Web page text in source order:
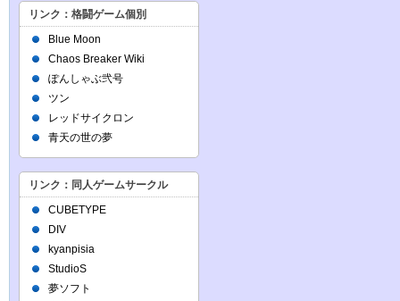
リンク：格闘ゲーム個別
Blue Moon
Chaos Breaker Wiki
ぽんしゃぶ弐号
ツン
レッドサイクロン
青天の世の夢
リンク：同人ゲームサークル
CUBETYPE
DIV
kyanpisia
StudioS
夢ソフト